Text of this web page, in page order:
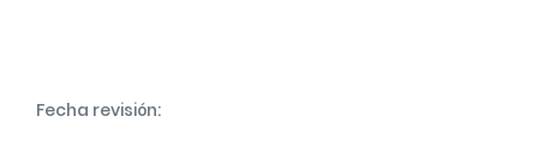
Fecha revisión: